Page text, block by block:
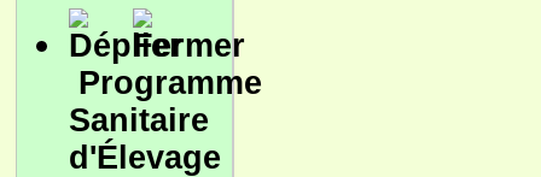
Programme
Sanitaire
d'Élevage